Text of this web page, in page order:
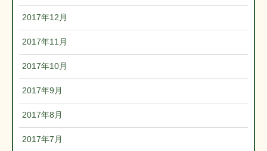
2017年12月
2017年11月
2017年10月
2017年9月
2017年8月
2017年7月